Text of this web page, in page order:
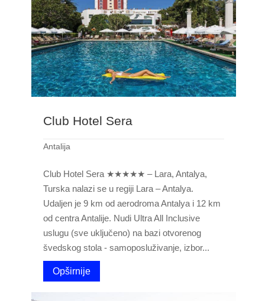
Club Hotel Sera
Antalija
Club Hotel Sera ★★★★★ – Lara, Antalya,
Turska nalazi se u regiji Lara – Antalya.
Udaljen je 9 km od aerodroma Antalya i 12 km
od centra Antalije. Nudi Ultra All Inclusive
uslugu (sve uključeno) na bazi otvorenog
švedskog stola - samoposluživanje, izbor...
Opširnije